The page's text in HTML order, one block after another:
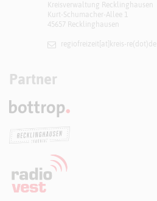
Kreisverwaltung Recklinghausen
Kurt-Schumacher-Allee 1
45657 Recklinghausen
regiofreizeit[at]​kreis-re(dot)de
Partner